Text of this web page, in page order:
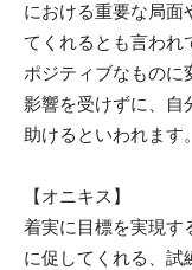
における重要な局面
てくれるとも言われ
ポジティブなものに
影響を受けずに、自
助けるといわれます。
【オニキス】
着実に目標を実現す
に促してくれる、試